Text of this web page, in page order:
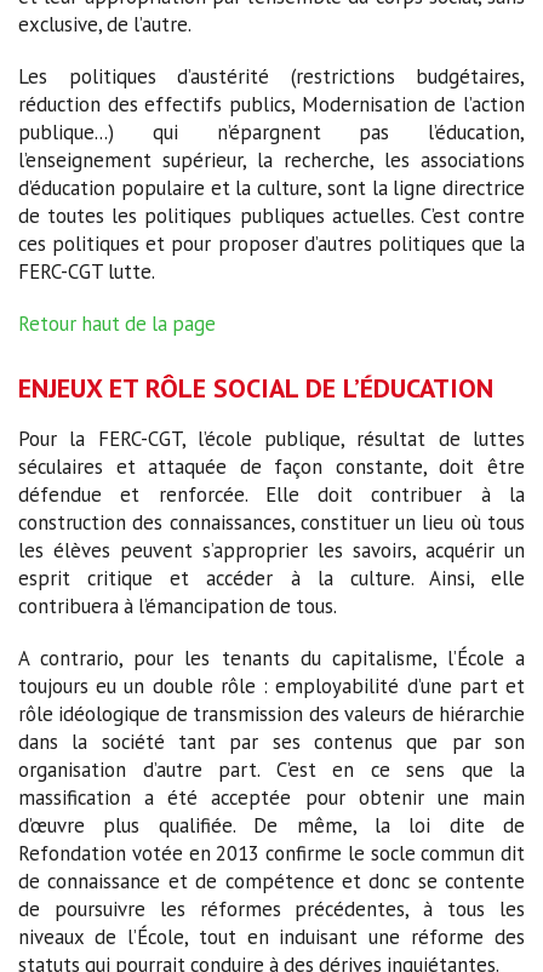
exclusive, de l’autre.
Les politiques d’austérité (restrictions budgétaires,
réduction des effectifs publics, Modernisation de l’action
publique...) qui n’épargnent pas l’éducation,
l’enseignement supérieur, la recherche, les associations
d’éducation populaire et la culture, sont la ligne directrice
de toutes les politiques publiques actuelles. C’est contre
ces politiques et pour proposer d’autres politiques que la
FERC-CGT lutte.
Retour haut de la page
ENJEUX ET RÔLE SOCIAL DE L’ÉDUCATION
Pour la FERC-CGT, l’école publique, résultat de luttes
séculaires et attaquée de façon constante, doit être
défendue et renforcée. Elle doit contribuer à la
construction des connaissances, constituer un lieu où tous
les élèves peuvent s’approprier les savoirs, acquérir un
esprit critique et accéder à la culture. Ainsi, elle
contribuera à l’émancipation de tous.
A contrario, pour les tenants du capitalisme, l’École a
toujours eu un double rôle : employabilité d’une part et
rôle idéologique de transmission des valeurs de hiérarchie
dans la société tant par ses contenus que par son
organisation d’autre part. C’est en ce sens que la
massification a été acceptée pour obtenir une main
d’œuvre plus qualifiée. De même, la loi dite de
Refondation votée en 2013 confirme le socle commun dit
de connaissance et de compétence et donc se contente
de poursuivre les réformes précédentes, à tous les
niveaux de l’École, tout en induisant une réforme des
statuts qui pourrait conduire à des dérives inquiétantes.